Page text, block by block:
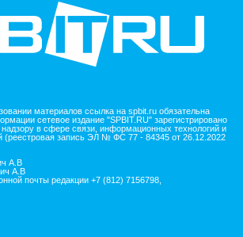
материалов ссылка на spbit.ru обязательна
сетевое издание "SPBIT.RU" зарегистрировано
в сфере связи, информационных технологий и
(реестровая запись ЭЛ № ФС 77 - 84345 от 26.12.2022
А.В
А.В
почты редакции +7 (812) 7156798,